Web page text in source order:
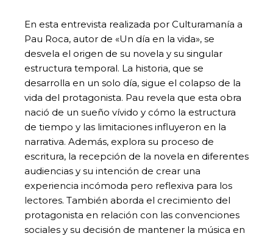
En esta entrevista realizada por Culturamanía a
Pau Roca, autor de «Un día en la vida», se
desvela el origen de su novela y su singular
estructura temporal. La historia, que se
desarrolla en un solo día, sigue el colapso de la
vida del protagonista. Pau revela que esta obra
nació de un sueño vívido y cómo la estructura
de tiempo y las limitaciones influyeron en la
narrativa. Además, explora su proceso de
escritura, la recepción de la novela en diferentes
audiencias y su intención de crear una
experiencia incómoda pero reflexiva para los
lectores. También aborda el crecimiento del
protagonista en relación con las convenciones
sociales y su decisión de mantener la música en